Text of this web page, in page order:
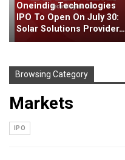
Oneindig Technologies
IPO To Open On July 30:
Solar Solutions Provider…
Browsing Category
Markets
IPO